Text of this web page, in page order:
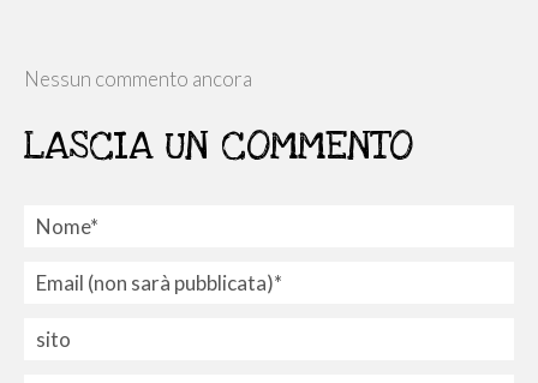
Nessun commento ancora
LASCIA UN COMMENTO